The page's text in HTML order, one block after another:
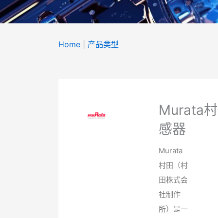
Product Type
Home 产品类型
Murata
感器
‌Murata
村田（村
田株式会
社制作
所）‌是一